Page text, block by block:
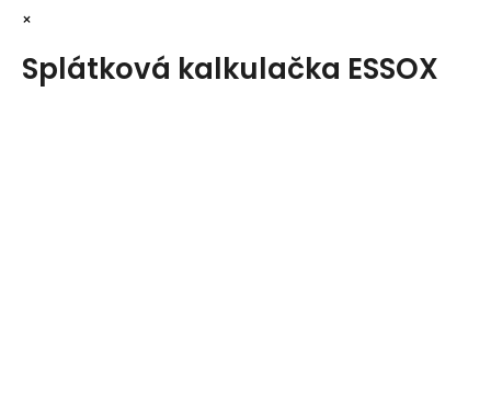
×
Splátková kalkulačka ESSOX